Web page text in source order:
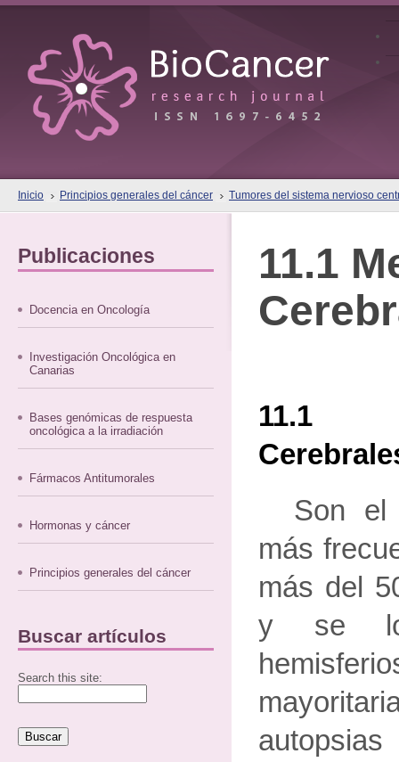
Inicio Principios generales del cáncer Tumores del sistema nervioso
Publicaciones
Docencia en Oncología
Investigación Oncológica en
Canarias
Bases genómicas de respuesta
oncológica a la irradiación
Fármacos Antitumorales
Hormonas y cáncer
Principios generales del cáncer
Buscar artículos
Search this site:
11.1
11.1
Son el
más
más del
y se